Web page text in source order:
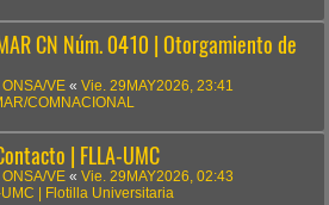
CN Núm. 0410 | Otorgamiento de
ONSA/VE « Vie. 29MAY2026, 23:41
COMNACIONAL
| FLLA-UMC
ONSA/VE « Vie. 29MAY2026, 02:43
UMC | Flotilla Universitaria